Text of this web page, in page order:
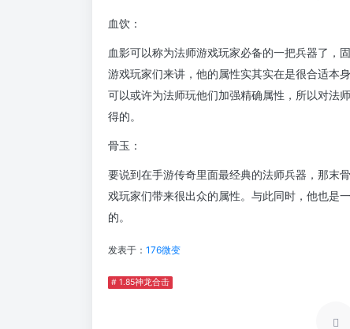
血饮：
血影可以称为法师游戏玩家必备的一把兵器了，
游戏玩家们来讲，他的属性实其实在是很合适本
可以或许为法师玩他们加强精确属性，所以对法
得的。
骨玉：
要说到在手游传奇里面最经典的法师兵器，那末
戏玩家们带来很出众的属性。与此同时，他也是
的。
发表于： 176微变
# 1.85神龙合击